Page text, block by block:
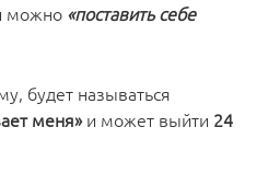
можно «поставить себе
будет называться
меня»и может выйти 24